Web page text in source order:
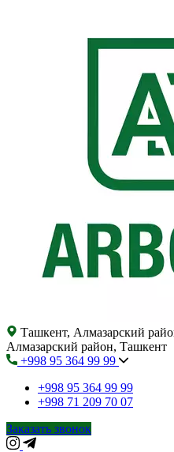
Ташкент, Алмазарский
Алмазарский район, Ташкент
+998 95 364 99 99
+998 95 364 99 99
+998 71 209 70 07
Заказать звонок